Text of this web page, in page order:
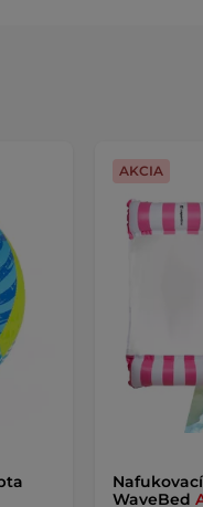
WaveBed
AKCIA